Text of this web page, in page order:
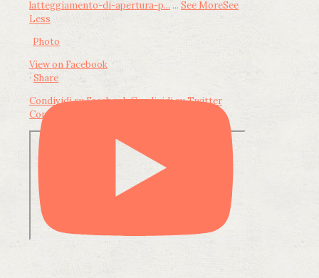
latteggiamento-di-apertura-p... ... See MoreSee
Less
Photo
View on Facebook
· Share
Condividi su FacebookCondividi su Twitter
Condividi su LinkedIn